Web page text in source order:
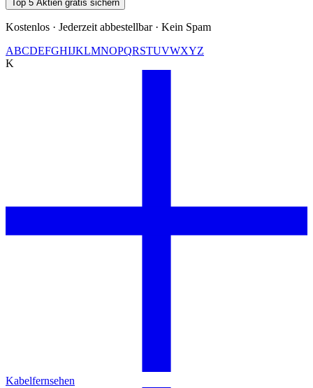
Top 5 Aktien gratis sichern
Kostenlos · Jederzeit abbestellbar · Kein Spam
ABCDEFGHIJKLMNOPQRSTUVWXYZ
K
Kabelfernsehen